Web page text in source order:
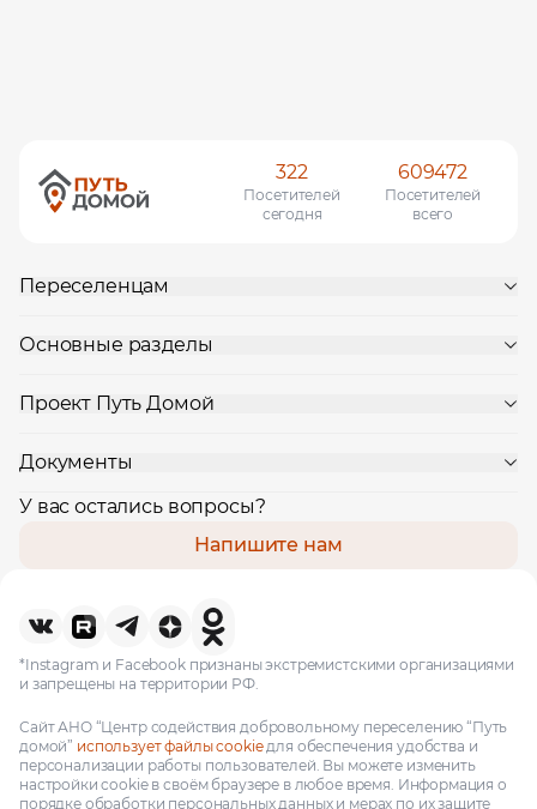
322
Посетителей
сегодня
609472
Посетителей
всего
Переселенцам
Основные разделы
Проект Путь Домой
Документы
У вас остались вопросы?
Напишите нам
*Instagram и Facebook признаны экстремистскими организациями
и запрещены на территории РФ.
Сайт АНО “Центр содействия добровольному переселению “Путь
домой” использует файлы cookieдля обеспечения удобства и
персонализации работы пользователей. Вы можете изменить
настройки cookie в своём браузере в любое время. Информация о
порядке обработки персональных данных и мерах по их защите